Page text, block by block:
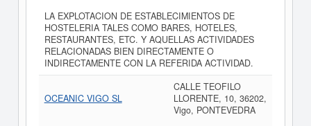
LA EXPLOTACION DE ESTABLECIMIENTOS DE
HOSTELERIA TALES COMO BARES, HOTELES,
RESTAURANTES, ETC. Y AQUELLAS ACTIVIDADES
RELACIONADAS BIEN DIRECTAMENTE O
INDIRECTAMENTE CON LA REFERIDA ACTIVIDAD.
OCEANIC VIGO SL
CALLE TEOFILO
LLORENTE, 10, 36202,
Vigo, PONTEVEDRA